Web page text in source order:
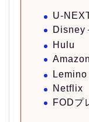
U-
Disney
Hulu
Lemino
Netflix
FODプ